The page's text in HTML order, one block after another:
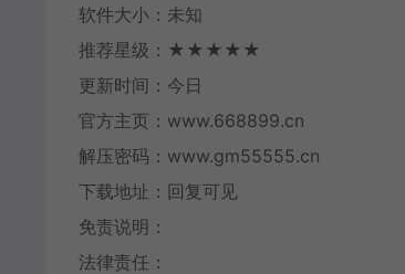
软件大小：未知
推荐星级：★★★★★
更新时间：今日
官方主页：www.668899.cn
解压密码：www.gm55555.cn
下载地址：回复可见
免责说明：
法律责任：